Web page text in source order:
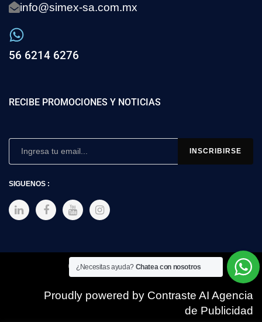
info@simex-sa.com.mx
56 6214 6276
RECIBE PROMOCIONES Y NOTICIAS
SIGUENOS :
Copyright © 2025 SIMEX
Proudly powered by Contraste AI Agencia
de Publicidad
¿Necesitas ayuda? Chatea con nosotros